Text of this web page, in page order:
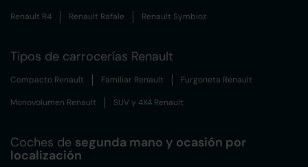
Renault R4 Renault Rafale Renault Symbioz
Tipos de carrocerías Renault
Compacto Renault Familiar Renault Furgoneta Renault
Monovolumen Renault SUV y 4X4 Renault
Coches de segunda mano y ocasión por
localización